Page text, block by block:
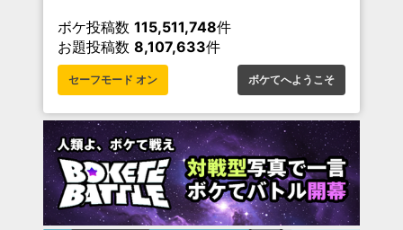
ボケ投稿数 115,511,748件
お題投稿数 8,107,633件
セーフモード オン ボケてへようこそ